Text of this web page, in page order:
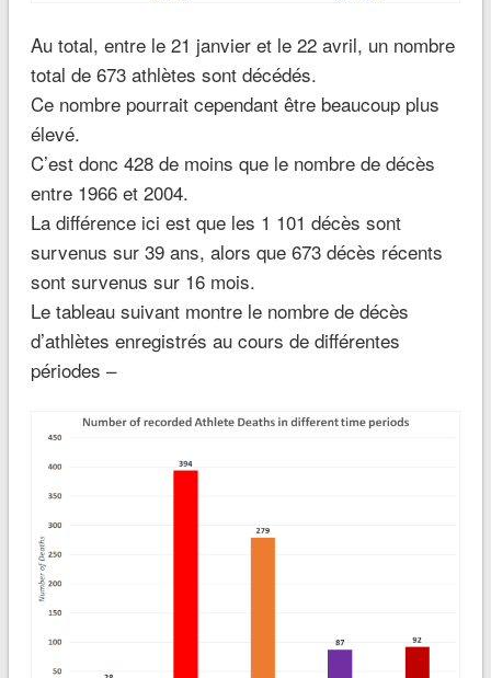
Au total, entre le 21 janvier et le 22 avril, un nombre
total de 673 athlètes sont décédés.
Ce nombre pourrait cependant être beaucoup plus
élevé.
C’est donc 428 de moins que le nombre de décès
entre 1966 et 2004.
La différence ici est que les 1 101 décès sont
survenus sur 39 ans, alors que 673 décès récents
sont survenus sur 16 mois.
Le tableau suivant montre le nombre de décès
d’athlètes enregistrés au cours de différentes
périodes –